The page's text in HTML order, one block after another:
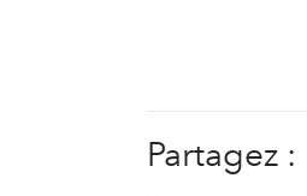
Partagez :